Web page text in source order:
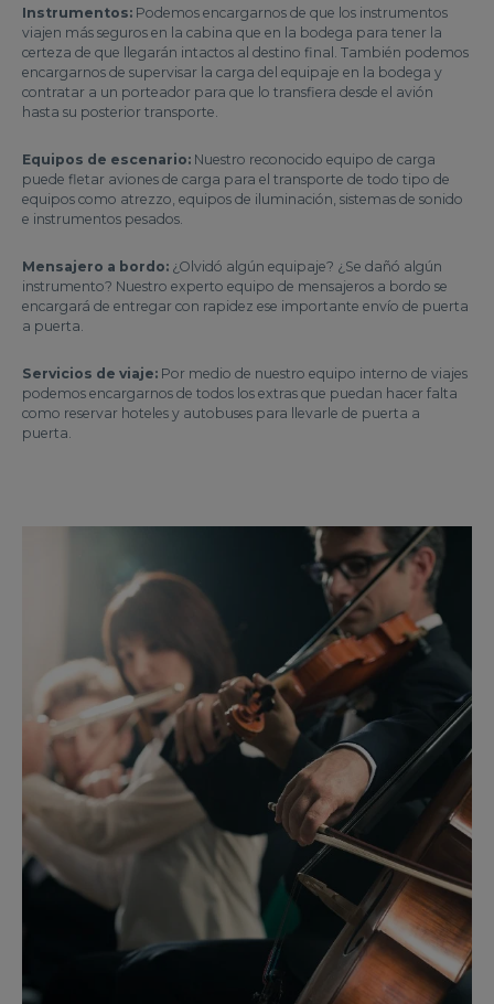
Instrumentos: Podemos encargarnos de que los instrumentos
viajen más seguros en la cabina que en la bodega para tener la
certeza de que llegarán intactos al destino final. También podemos
encargarnos de supervisar la carga del equipaje en la bodega y
contratar a un porteador para que lo transfiera desde el avión
hasta su posterior transporte.
Equipos de escenario: Nuestro reconocido equipo de carga
puede fletar aviones de carga para el transporte de todo tipo de
equipos como atrezzo, equipos de iluminación, sistemas de sonido
e instrumentos pesados.
Mensajero a bordo: ¿Olvidó algún equipaje? ¿Se dañó algún
instrumento? Nuestro experto equipo de mensajeros a bordo se
encargará de entregar con rapidez ese importante envío de puerta
a puerta.
Servicios de viaje: Por medio de nuestro equipo interno de viajes
podemos encargarnos de todos los extras que puedan hacer falta
como reservar hoteles y autobuses para llevarle de puerta a
puerta.